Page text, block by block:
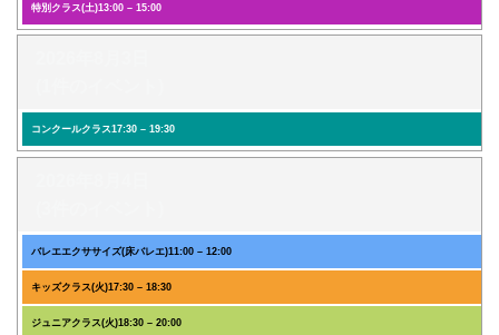
特別クラス(土)13:00 – 15:00
コンクールクラス17:30 – 19:30
バレエエクササイズ(床バレエ)11:00 – 12:00
キッズクラス(火)17:30 – 18:30
ジュニアクラス(火)18:30 – 20:00